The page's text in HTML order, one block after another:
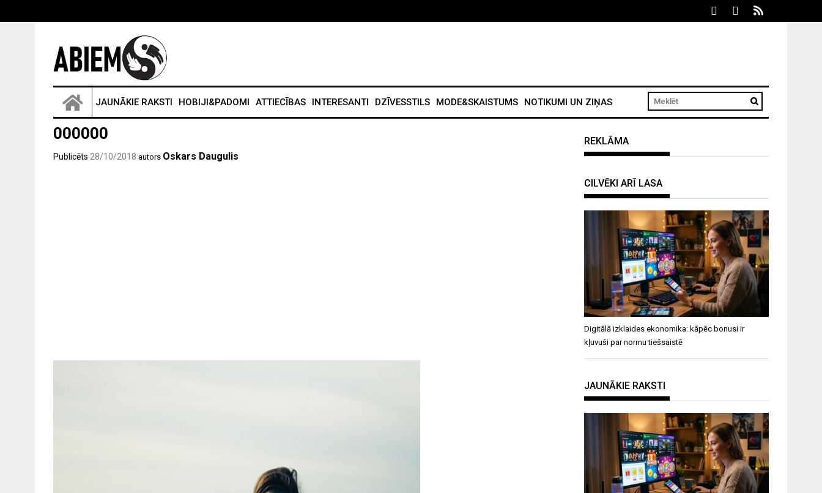
JAUNĀKIE RAKSTI HOBIJI&PADOMI ATTIECĪBAS INTERESANTI DZĪVESSTILS MODE&SKAISTUMS NOTIKUMI UN ZIŅAS
000000
Publicēts 28/10/2018 autors Oskars Daugulis
REKLĀMA
CILVĒKI ARĪ LASA
Digitālā izklaides ekonomika: kāpēc bonusi ir
kļuvuši par normu tiešsaistē
JAUNĀKIE RAKSTI